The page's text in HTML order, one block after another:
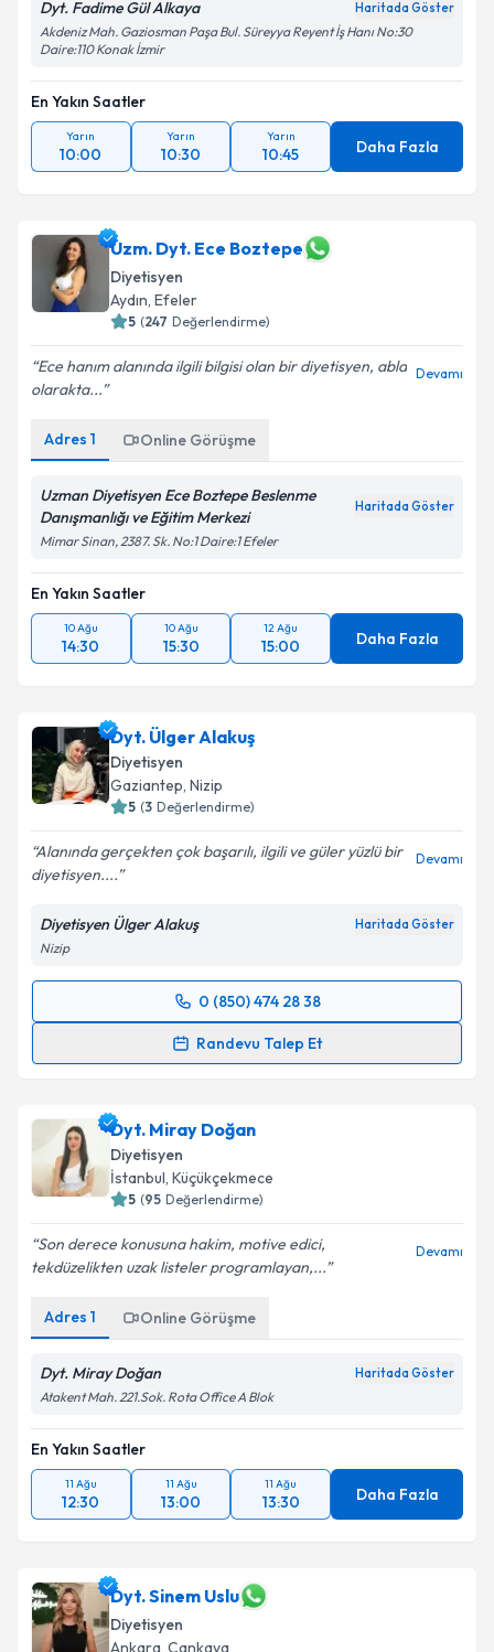
Dyt. Fadime Gül Alkaya
Akdeniz Mah. Gaziosman Paşa Bul. Süreyya Reyent İş Hanı No:30
En Yakın Saatler
Yarın
10:00
Yarın
10:30
Yarın
10:45 Daha Fazla
Uzm. Dyt. Ece Boztepe
Diyetisyen
Aydın,Efeler
( Değerlendirme)
Ece hanım alanında ilgili bilgisi olan bir diyetisyen, abla
olarakta...
Adres 1 Online Görüşme
Uzman Diyetisyen Ece Boztepe Beslenme
Danışmanlığı ve Eğitim Merkezi
Mimar Sinan, 2387. Sk. No:1 Daire:1 Efeler
En Yakın Saatler
10 Ağu
14:30
10 Ağu
15:30
12 Ağu
15:00 Daha Fazla
Dyt. Ülger Alakuş
Diyetisyen
Gaziantep, Nizip
( Değerlendirme)
Alanında gerçekten çok başarılı, ilgili ve güler yüzlü bir
diyetisyen....
Diyetisyen Ülger Alakuş
Nizip
0 (850) 474 28 38
Randevu Talep Et
Randevu Takvimi Talebi
oluşturun. Size bu uzmandan randevu almanız için bir
takvim hazırlandığında e-posta ile bilgilendireceğiz.
E-posta Adresiniz
Metni'ni okudum ve kişisel verilerimin belirtilen
kapsamda işlenmesini kabul ediyorum.
Takvim Talebini Gönder
Dyt. Miray Doğan
Diyetisyen
İstanbul,Küçükçekmece
( Değerlendirme)
Son derece konusuna hakim, motive edici,
tekdüzelikten uzak listeler programlayan,...
Adres 1 Online Görüşme
Dyt. Miray Doğan
En Yakın Saatler
11 Ağu
12:30
11 Ağu
13:00
11 Ağu
13:30 Daha Fazla
Dyt. Sinem Uslu
Diyetisyen